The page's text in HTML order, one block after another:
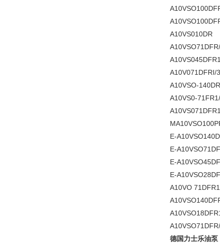
A10VS010DR
A10V071DFRI/
A10VSO-
A10VS0-
E-
E-
E-
E-
A10VO
德国力士乐油泵